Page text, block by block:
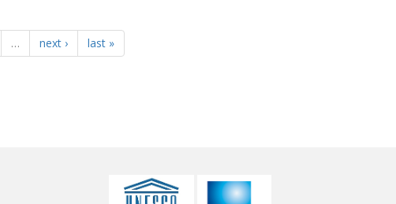
… next › last »